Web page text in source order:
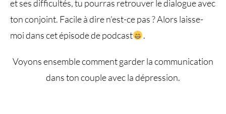
et ses difficultés, tu pourras retrouver le dialogue avec
ton conjoint. Facile à dire n’est-ce pas ? Alors laisse-
moi dans cet épisode de podcast
.
Voyons ensemble comment garder la communication
dans ton couple avec la dépression.